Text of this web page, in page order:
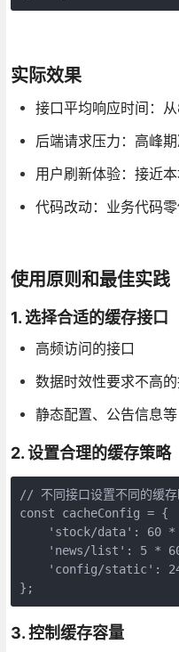
实际效果
接口平均响应时间：
后端请求压力：高峰
用户刷新体验：接近
代码改动：业务代码
使用原则和最佳实践
1. 选择合适的缓存接口
高频访问的接口
数据时效性要求不高
静态配置、公告信息等
2. 设置合理的缓存策略
// 不同接口设置不同的缓存
const cacheConfig = {
'stock/data': 60 *
'news/list': 5 *
'config/static':
};
3. 控制缓存容量